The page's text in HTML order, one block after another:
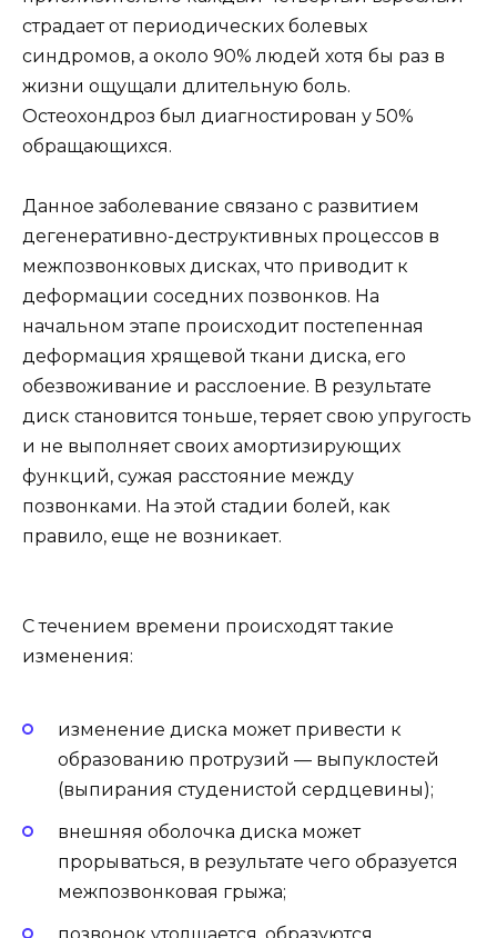
страдает от периодических болевых
синдромов, а около 90% людей хотя бы раз в
жизни ощущали длительную боль.
Остеохондроз был диагностирован у 50%
обращающихся.
Данное заболевание связано с развитием
дегенеративно-деструктивных процессов в
межпозвонковых дисках, что приводит к
деформации соседних позвонков. На
начальном этапе происходит постепенная
деформация хрящевой ткани диска, его
обезвоживание и расслоение. В результате
диск становится тоньше, теряет свою упругость
и не выполняет своих амортизирующих
функций, сужая расстояние между
позвонками. На этой стадии болей, как
правило, еще не возникает.
С течением времени происходят такие
изменения:
изменение диска может привести к
образованию протрузий — выпуклостей
(выпирания студенистой сердцевины);
внешняя оболочка диска может
прорываться, в результате чего образуется
межпозвонковая грыжа;